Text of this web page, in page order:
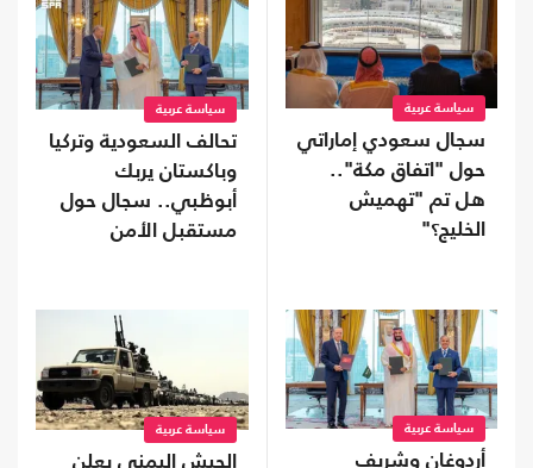
سياسة عربية
سجال سعودي إماراتي
حول "اتفاق مكة"..
هل تم "تهميش
الخليج؟"
سياسة عربية
تحالف السعودية وتركيا
وباكستان يربك
أبوظبي.. سجال حول
مستقبل الأمن
سياسة عربية
أردوغان وشريف
سياسة عربية
الجيش اليمني يعلن